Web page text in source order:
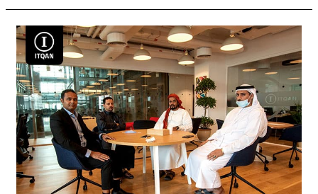
ما
هي
تكاليف
تأسيس
شركة
في
الإمارات